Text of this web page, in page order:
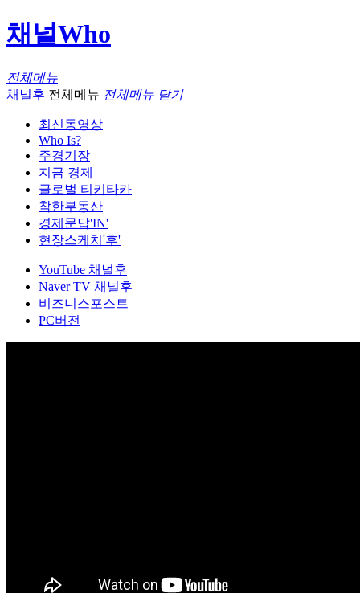
채널Who
전체메뉴
채널후 전체메뉴 전체메뉴 닫기
최신동영상
Who Is?
주경기장
지금 경제
글로벌 티키타카
착한부동산
경제문답'IN'
현장스케치'후'
YouTube 채널후
Naver TV 채널후
비즈니스포스트
PC버전